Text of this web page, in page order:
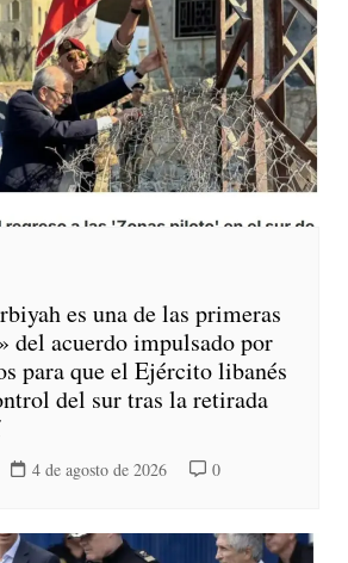
es una de las primeras
del acuerdo impulsado por
para que el Ejército libanés
del sur tras la retirada
4 de agosto de 2026 0